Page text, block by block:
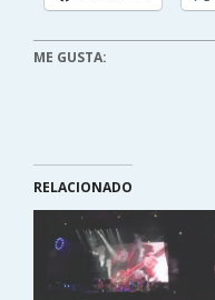
ME GUSTA:
RELACIONADO